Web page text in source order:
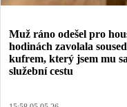
Muž ráno odešel pro
hodinách zavolala
kufrem, který jsem mu
služební cestu